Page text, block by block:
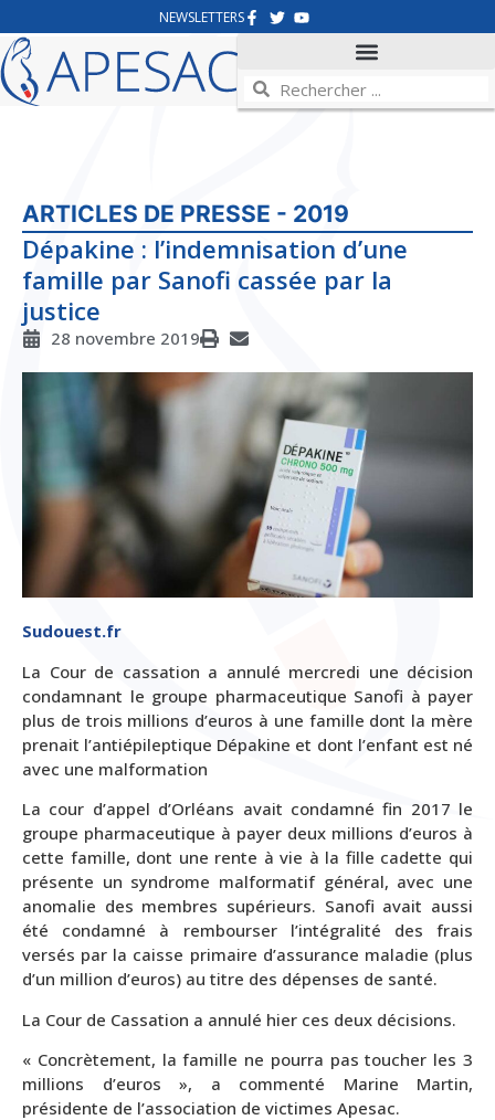
NEWSLETTERS
ARTICLES DE PRESSE - 2019
Dépakine : l’indemnisation d’une
famille par Sanofi cassée par la
justice
28 novembre 2019
Sudouest.fr
La Cour de cassation a annulé mercredi une décision
condamnant le groupe pharmaceutique Sanofi à payer
plus de trois millions d’euros à une famille dont la mère
prenait l’antiépileptique Dépakine et dont l’enfant est né
avec une malformation
La cour d’appel d’Orléans avait condamné fin 2017 le
groupe pharmaceutique à payer deux millions d’euros à
cette famille, dont une rente à vie à la fille cadette qui
présente un syndrome malformatif général, avec une
anomalie des membres supérieurs. Sanofi avait aussi
été condamné à rembourser l’intégralité des frais
versés par la caisse primaire d’assurance maladie (plus
d’un million d’euros) au titre des dépenses de santé.
La Cour de Cassation a annulé hier ces deux décisions.
« Concrètement, la famille ne pourra pas toucher les 3
millions d’euros », a commenté Marine Martin,
présidente de l’association de victimes Apesac.